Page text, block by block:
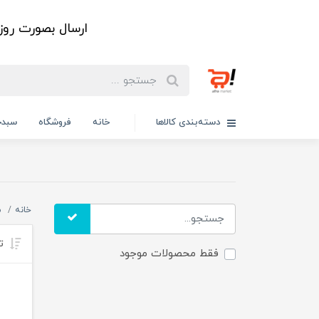
ارسال بصورت
دسته‌بندی کالاها خانه فروشگاه
فقط محصولات موجود
خانه